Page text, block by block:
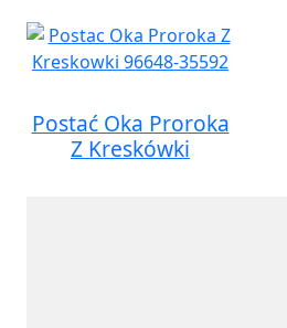
Postać Oka Proroka
Z Kreskówki